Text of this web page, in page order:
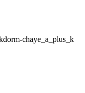
chaye_a_plus_k